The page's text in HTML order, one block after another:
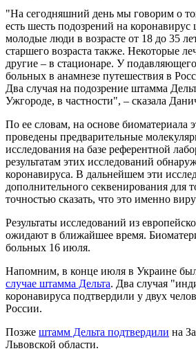
"На сегодняшний день мы говорим о
есть шесть подозрений на коронавирус
молодые люди в возрасте от 18 до 35
старшего возраста также. Некоторые
другие – в стационаре. У
больных в анамнезе путешествия в
Два случая на подозрение штамма
Ужгороде, в частности", – сказала
По ее словам, на основе биоматериала
проведены предварительные
исследования на базе референтной
результатам этих исследований
коронавируса. В дальнейшем эти
дополнительного секвенирования для
точностью сказать, что это именно
Результаты исследований из
ожидают в ближайшее время.
больных 16 июля.
Напомним, в конце июля в Украине
случае штамма Дельта. Два случая
коронавируса подтвердили у двух
России.
Позже штамм Дельта подтвердили на
Львовской области.